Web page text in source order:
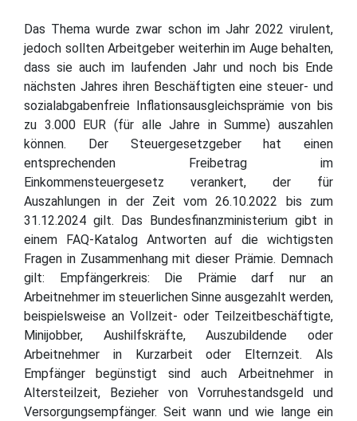
Das Thema wurde zwar schon im Jahr 2022 virulent,
jedoch sollten Arbeitgeber weiterhin im Auge behalten,
dass sie auch im laufenden Jahr und noch bis Ende
nächsten Jahres ihren Beschäftigten eine steuer- und
sozialabgabenfreie Inflationsausgleichsprämie von bis
zu 3.000 EUR (für alle Jahre in Summe) auszahlen
können. Der Steuergesetzgeber hat einen
entsprechenden Freibetrag im
Einkommensteuergesetz verankert, der für
Auszahlungen in der Zeit vom 26.10.2022 bis zum
31.12.2024 gilt. Das Bundesfinanzministerium gibt in
einem FAQ-Katalog Antworten auf die wichtigsten
Fragen in Zusammenhang mit dieser Prämie. Demnach
gilt: Empfängerkreis: Die Prämie darf nur an
Arbeitnehmer im steuerlichen Sinne ausgezahlt werden,
beispielsweise an Vollzeit- oder Teilzeitbeschäftigte,
Minijobber, Aushilfskräfte, Auszubildende oder
Arbeitnehmer in Kurzarbeit oder Elternzeit. Als
Empfänger begünstigt sind auch Arbeitnehmer in
Altersteilzeit, Bezieher von Vorruhestandsgeld und
Versorgungsempfänger. Seit wann und wie lange ein